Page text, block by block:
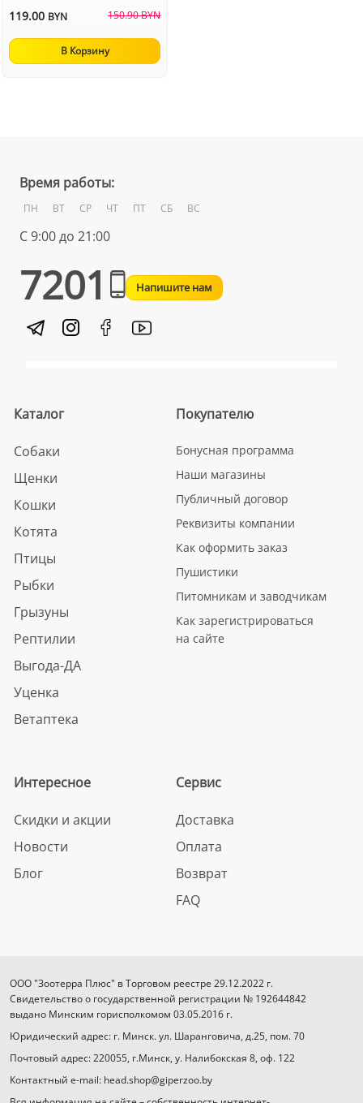
119.00 BYN 150.90 BYN
В Корзину
Время работы:
ПН ВТ СР ЧТ ПТ СБ ВС
С 9:00 до 21:00
7201 Напишите нам
Каталог
Собаки
Щенки
Кошки
Котята
Птицы
Рыбки
Грызуны
Рептилии
Выгода-ДА
Уценка
Ветаптека
Покупателю
Бонусная программа
Наши магазины
Публичный договор
Реквизиты компании
Как оформить заказ
Пушистики
Питомникам и заводчикам
Как зарегистрироваться
на сайте
Интересное
Скидки и акции
Новости
Блог
Сервис
Доставка
Оплата
Возврат
FAQ
ООО "Зоотерра Плюс" в Торговом реестре 29.12.2022 г.
Свидетельство о государственной регистрации № 192644842
выдано Минским горисполкомом 03.05.2016 г.
Юридический адрес: г. Минск. ул. Шаранговича, д.25, пом. 70
Почтовый адрес: 220055, г.Минск, у. Налибокская 8, оф. 122
Контактный e-mail: head.shop@giperzoo.by